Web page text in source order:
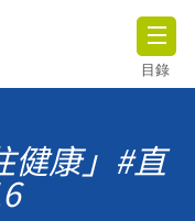
目錄
健康」#直